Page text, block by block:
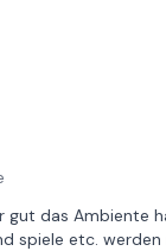
gut das Ambiente
spiele etc.